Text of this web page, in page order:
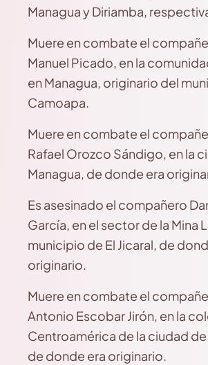
Managua y Diriamba,
Muere en combate el
Manuel Picado, en la
en Managua, originario del
Camoapa.
Muere en combate el
Rafael Orozco Sándigo, en la
Managua, de donde era
Es asesinado el compañero
García, en el sector de la Mina
municipio de El Jicaral, de
originario.
Muere en combate el
Antonio Escobar Jirón, en la
Centroamérica de la ciudad de
de donde era originario.